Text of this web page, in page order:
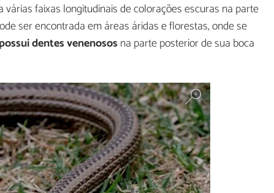
faixas longitudinais de colorações escuras na parte
ser encontrada em áreas áridas e florestas, onde se
possui dentes venenosos na parte posterior de sua boca